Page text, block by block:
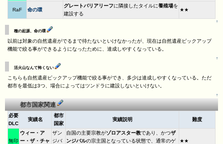
RaF 命の環
グレートバリアリーフに隣接したタイルに養殖場を
建設する
★★
↑
種の起源、命の環
以前は対象の自然遺産がでるまで待たないといけなかったが、現在は自然遺産ピックアップ
機能で絞る事ができるようになったために、達成しやすくなっている。
↑
活火山なんて怖くない
こちらも自然遺産ピックアップ機能で絞る事ができ、多少は達成しやすくなっている。ただ
都市を最低は3つ、場合によってはツンドラに建設しないといけない。
↑
都市国家関連
必要
DLC
実績名
都市
国家
実績説明 難度
無印
ウィー・ア
ー・ザ・チャ
ザン
ジバ
自国の主要宗教がゾロアスター教であり、かつザ
ンジバルの宗主国となっている状態で、通常のゲ
★★